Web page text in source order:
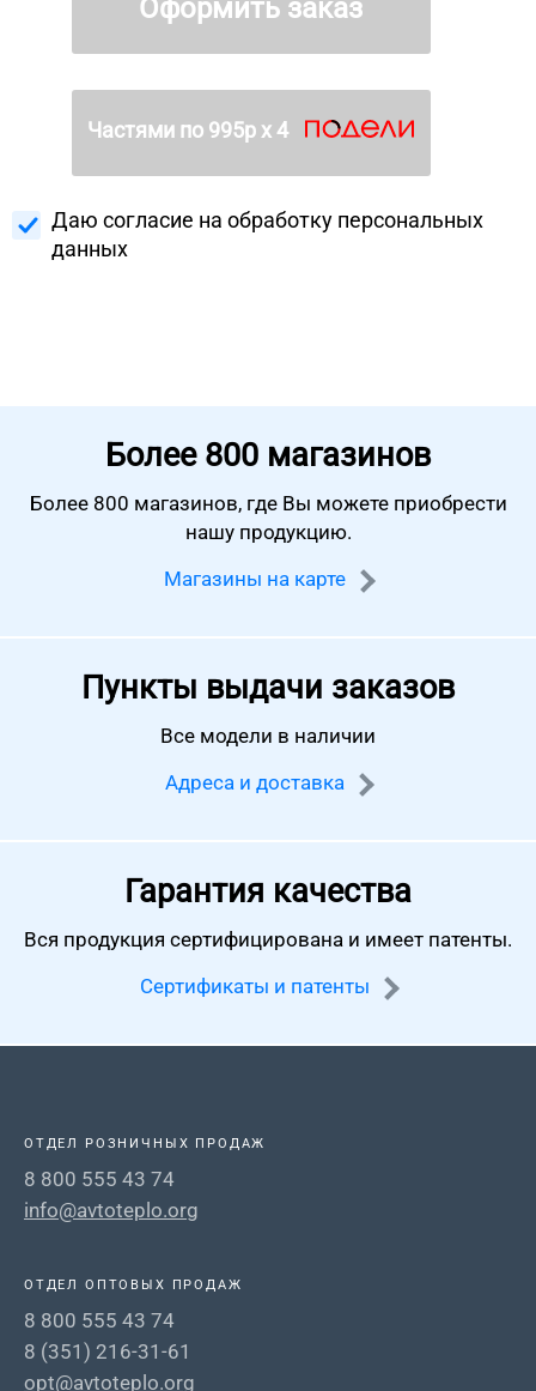
Оформить заказ
Частями по 995р х 4
Даю согласие на обработку персональных
данных
Более 800 магазинов
Более 800 магазинов, где Вы можете приобрести
нашу продукцию.
Магазины на карте
Пункты выдачи заказов
Все модели в наличии
Адреса и доставка
Гарантия качества
Вся продукция сертифицирована и имеет патенты.
Сертификаты и патенты
ОТДЕЛ РОЗНИЧНЫХ ПРОДАЖ
8 800 555 43 74
info@avtoteplo.org
ОТДЕЛ ОПТОВЫХ ПРОДАЖ
8 800 555 43 74
8 (351) 216-31-61
opt@avtoteplo.org